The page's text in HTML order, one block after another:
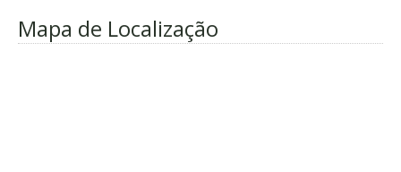
Mapa de Localização